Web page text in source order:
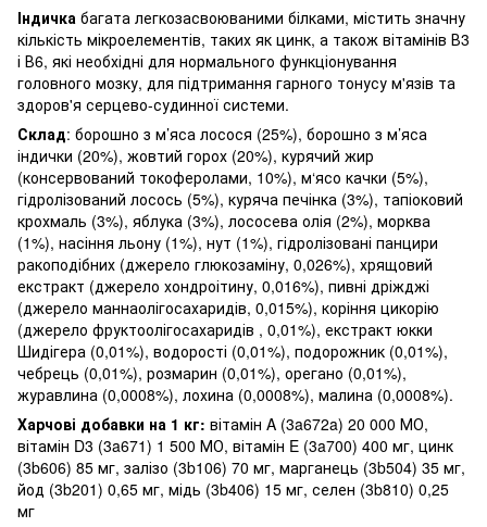
Індичка багата легкозасвоюваними білками, містить значну
кількість мікроелементів, таких як цинк, а також вітамінів В3
і В6, які необхідні для нормального функціонування
головного мозку, для підтримання гарного тонусу м'язів та
здоров'я серцево-судинної системи.
Склад: борошно з м’яса лосося (25%), борошно з м’яса
індички (20%), жовтий горох (20%), курячий жир
(консервований токоферолами, 10%), м‘ясо качки (5%),
гідролізований лосось (5%), куряча печінка (3%), тапіоковий
крохмаль (3%), яблука (3%), лососева олія (2%), морква
(1%), насіння льону (1%), нут (1%), гідролізовані панцири
ракоподібних (джерело глюкозаміну, 0,026%), хрящовий
екстракт (джерело хондроітину, 0,016%), пивні дріжджі
(джерело маннаолігосахаридів, 0,015%), коріння цикорію
(джерело фруктоолігосахаридів , 0,01%), екстракт юкки
Шидігера (0,01%), водорості (0,01%), подорожник (0,01%),
чебрець (0,01%), розмарин (0,01%), орегано (0,01%),
журавлина (0,0008%), лохина (0,0008%), малина (0,0008%).
Харчові добавки на 1 кг: вітамін A (3a672a) 20 000 МО,
вітамін D3 (3a671) 1 500 МО, вітамін E (3a700) 400 мг, цинк
(3b606) 85 мг, залізо (3b106) 70 мг, марганець (3b504) 35 мг,
йод (3b201) 0,65 мг, мідь (3b406) 15 мг, селен (3b810) 0,25
мг